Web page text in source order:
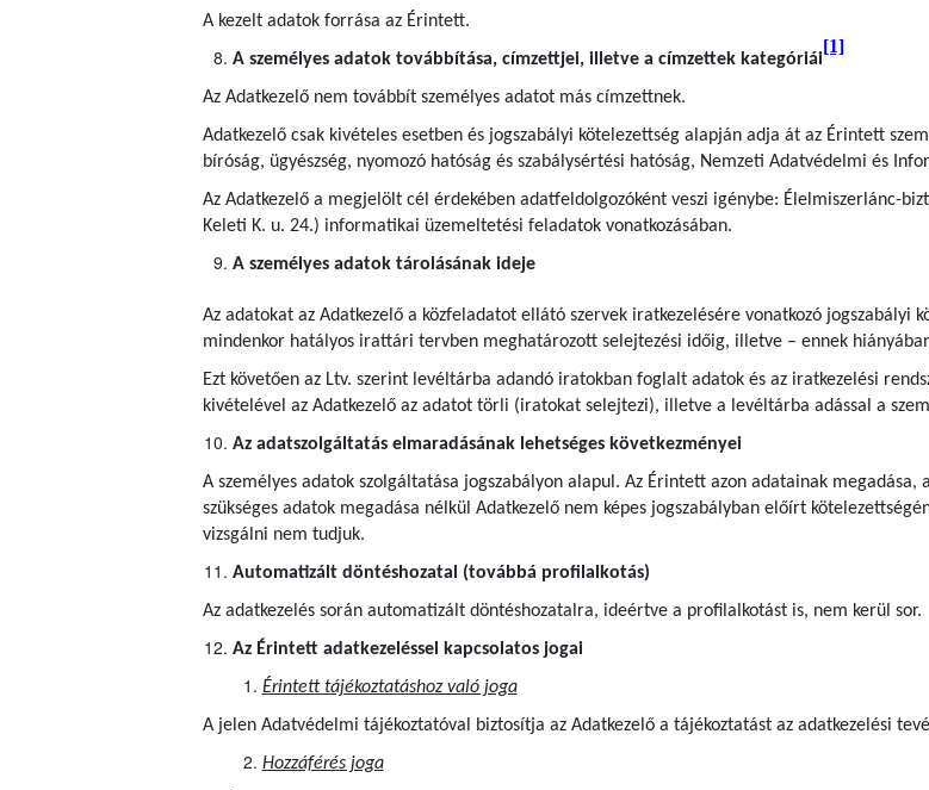
A kezelt adatok forrása az Érintett.
A személyes adatok továbbítása, címzettjei, illetve a címzettek kategóriái
[1]
Az Adatkezelő nem továbbít személyes adatot más címzettnek.
Adatkezelő csak kivételes esetben és jogszabályi kötelezettség alapján adja át az Érintett
bíróság, ügyészség, nyomozó hatóság és szabálysértési hatóság, Nemzeti Adatvédelmi és
Az Adatkezelő a megjelölt cél érdekében adatfeldolgozóként veszi igénybe: Élelmiszerlánc-
Keleti K. u. 24.) informatikai üzemeltetési feladatok vonatkozásában.
A személyes adatok tárolásának ideje
Az adatokat az Adatkezelő a közfeladatot ellátó szervek iratkezelésére vonatkozó jogszabályi
mindenkor hatályos irattári tervben meghatározott selejtezési időig, illetve – ennek
Ezt követően az Ltv. szerint levéltárba adandó iratokban foglalt adatok és az iratkezelési
kivételével az Adatkezelő az adatot törli (iratokat selejtezi), illetve a levéltárba adással a
Az adatszolgáltatás elmaradásának lehetséges következményei
A személyes adatok szolgáltatása jogszabályon alapul. Az Érintett azon adatainak
szükséges adatok megadása nélkül Adatkezelő nem képes jogszabályban előírt
vizsgálni nem tudjuk.
Automatizált döntéshozatal (továbbá profilalkotás)
Az adatkezelés során automatizált döntéshozatalra, ideértve a profilalkotást is, nem kerül sor.
Az Érintett adatkezeléssel kapcsolatos jogai
Érintett tájékoztatáshoz való joga
A jelen Adatvédelmi tájékoztatóval biztosítja az Adatkezelő a tájékoztatást az adatkezelési
Hozzáférés joga